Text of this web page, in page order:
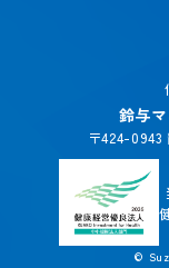
鈴与
〒424-0943
©